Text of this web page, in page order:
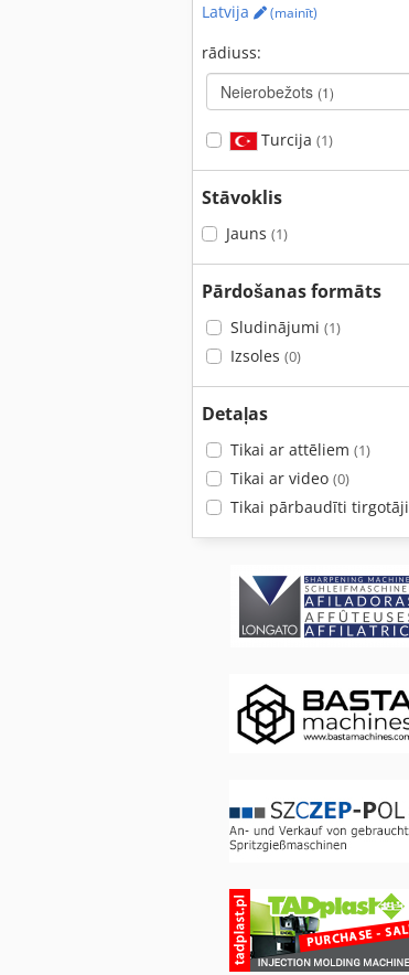
Latvija
(mainīt)
rādiuss:
Neierobežots (1)
Turcija (1)
Stāvoklis
Jauns (1)
Pārdošanas formāts
Sludinājumi (1)
Izsoles (0)
Detaļas
Tikai ar attēliem (1)
Tikai ar video (0)
Tikai pārbaudīti tirgotāji